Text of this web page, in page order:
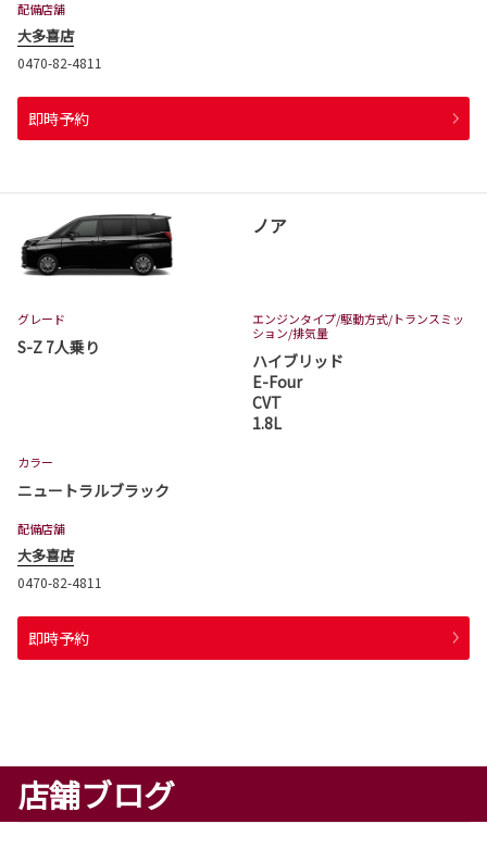
配備店舗
大多喜店
0470-82-4811
即時予約
ノア
グレード
S-Z 7人乗り
エンジンタイプ/駆動方式/トランスミッ
ション/排気量
ハイブリッド
E-Four
CVT
1.8L
カラー
ニュートラルブラック
配備店舗
大多喜店
0470-82-4811
即時予約
店舗ブログ